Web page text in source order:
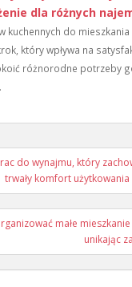
dla różnych
kuchennych do
który wpływa na
różnorodne potrzeby
do wynajmu, który
trwały komfort użytkowania
małe
unikając